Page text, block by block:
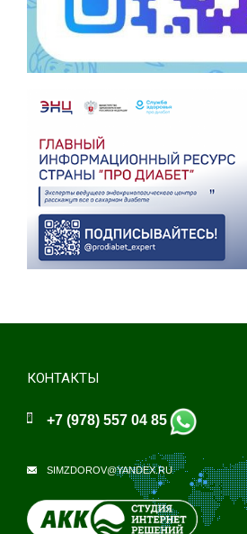
КОНТАКТЫ
+7 (978) 557 04 85
SIMZDOROV@YANDEX.RU